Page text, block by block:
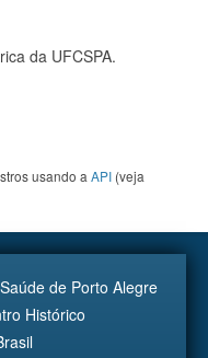
da UFCSPA.
usando a API (veja
de Porto Alegre
Histórico